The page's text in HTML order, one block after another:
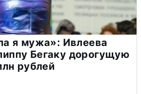
я мужа»: Ивлеева
Бегаку дорогущую
рублей